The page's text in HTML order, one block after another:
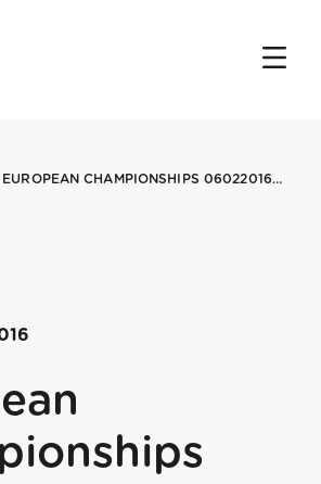
EUROPEAN CHAMPIONSHIPS 06022016 ST MORITZ